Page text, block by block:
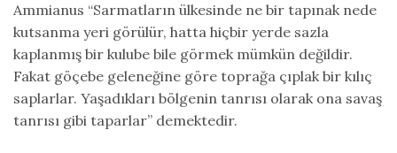
Ammianus “Sarmatların ülkesinde ne bir tapınak nede
kutsanma yeri görülür, hatta hiçbir yerde sazla
kaplanmış bir kulube bile görmek mümkün değildir.
Fakat göçebe geleneğine göre toprağa çıplak bir kılıç
saplarlar. Yaşadıkları bölgenin tanrısı olarak ona savaş
tanrısı gibi taparlar” demektedir.